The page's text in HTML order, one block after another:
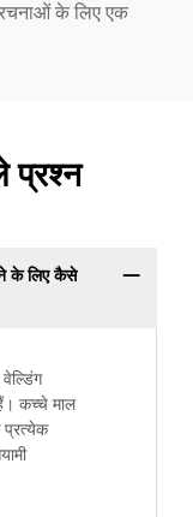
के लिए एक
प्रश्न
के लिए कैसे
कच्चे माल
प्रत्येक